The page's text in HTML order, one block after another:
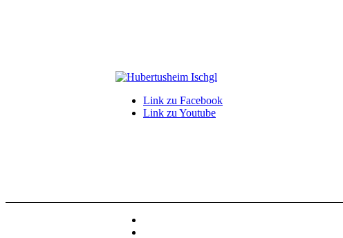
Link zu Facebook
Link zu Youtube